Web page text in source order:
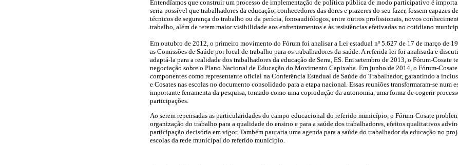
Entendíamos que construir um processo de implementação de política pública de modo participativo é
seria possível que trabalhadores da educação, conhecedores das dores e prazeres do seu fazer, fossem capazes
técnicos de segurança do trabalho ou da perícia, fonoaudiólogos, entre outros profissionais, novos
trabalho, além de terem maior visibilidade aos enfrentamentos e às resistências efetivadas no cotidiano
Em outubro de 2012, o primeiro movimento do Fórum foi analisar a Lei estadual nº 5.627 de 17 de março de
as Comissões de Saúde por local de trabalho para os trabalhadores da saúde. A referida lei foi analisada e
adaptá-la para a realidade dos trabalhadores da educação de Serra, ES. Em setembro de 2013, o Fórum-Cosate
negociação sobre o Plano Nacional de Educação do Movimento Capixaba. Em junho de 2014, o Fórum-Cosate
componentes como representante oficial na Conferência Estadual de Saúde do Trabalhador, garantindo a
e Cosates nas escolas no documento consolidado para a etapa nacional. Essas reuniões transformaram-se num
importante ferramenta da pesquisa, tomado como uma coprodução da autonomia, uma forma de cogerir
participações.
Ao serem repensadas as particularidades do campo educacional do referido município, o Fórum-Cosate
organização do trabalho para a qualidade do ensino e para a saúde dos trabalhadores, efeitos qualitativos
participação decisória em vigor. Também pautaria uma agenda para a saúde do trabalhador da educação no
escolas da rede municipal do referido município.